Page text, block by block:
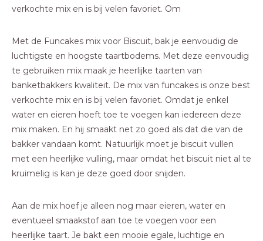
verkochte mix en is bij velen favoriet. Om
Met de Funcakes mix voor Biscuit, bak je eenvoudig de
luchtigste en hoogste taartbodems. Met deze eenvoudig
te gebruiken mix maak je heerlijke taarten van
banketbakkers kwaliteit. De mix van funcakes is onze best
verkochte mix en is bij velen favoriet. Omdat je enkel
water en eieren hoeft toe te voegen kan iedereen deze
mix maken. En hij smaakt net zo goed als dat die van de
bakker vandaan komt. Natuurlijk moet je biscuit vullen
met een heerlijke vulling, maar omdat het biscuit niet al te
kruimelig is kan je deze goed door snijden.
Aan de mix hoef je alleen nog maar eieren, water en
eventueel smaakstof aan toe te voegen voor een
heerlijke taart. Je bakt een mooie egale, luchtige en